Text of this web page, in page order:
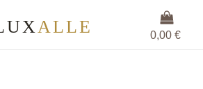
0,00 €